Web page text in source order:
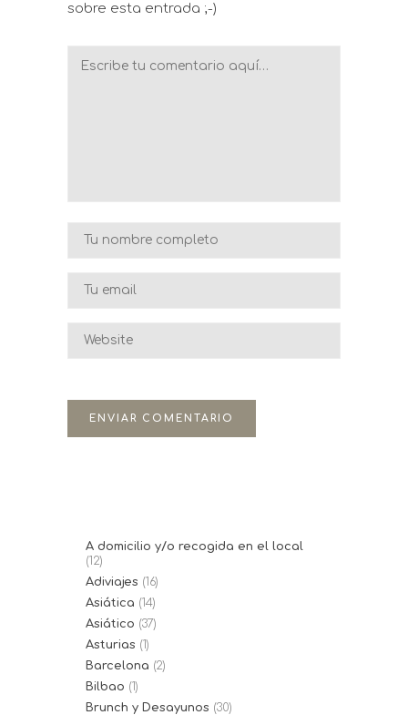
sobre esta entrada ;-)
A domicilio y/o recogida en el local
(12)
Adiviajes (16)
Asiática (14)
Asiático (37)
Asturias (1)
Barcelona (2)
Bilbao (1)
Brunch y Desayunos (30)